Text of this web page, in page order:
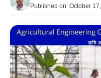
Published on: October